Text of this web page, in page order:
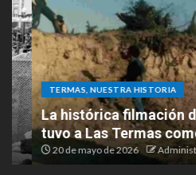
TERMAS, NUESTRA HISTORIA
La histórica filmación de
tuvo a Las Termas como
20 de mayo de 2026